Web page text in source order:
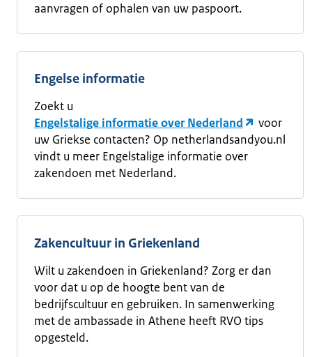
aanvragen of ophalen van uw paspoort.
Engelse informatie
Zoekt u
Engelstalige informatie over Nederland
voor
uw Griekse contacten? Op netherlandsandyou.nl
vindt u meer Engelstalige informatie over
zakendoen met Nederland.
Zakencultuur in Griekenland
Wilt u zakendoen in Griekenland? Zorg er dan
voor dat u op de hoogte bent van de
bedrijfscultuur en gebruiken. In samenwerking
met de ambassade in Athene heeft RVO tips
opgesteld.